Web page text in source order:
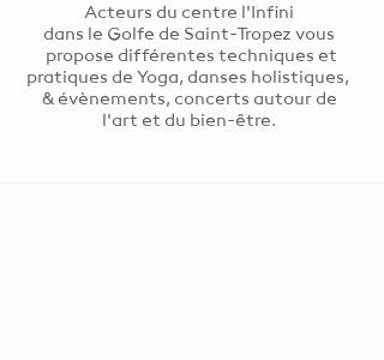
Acteurs du centre l'Infini
dans le Golfe de Saint-Tropez vous
propose différentes techniques et
pratiques de Yoga, danses holistiques,
& évènements, concerts autour de
l'art et du bien-être.